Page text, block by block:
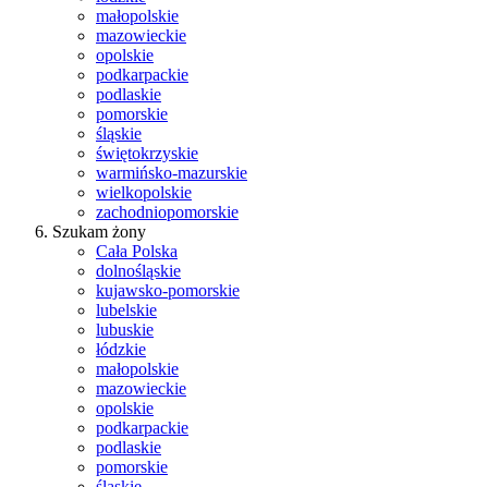
małopolskie
mazowieckie
opolskie
podkarpackie
podlaskie
pomorskie
śląskie
świętokrzyskie
warmińsko-mazurskie
wielkopolskie
zachodniopomorskie
Szukam żony
Cała Polska
dolnośląskie
kujawsko-pomorskie
lubelskie
lubuskie
łódzkie
małopolskie
mazowieckie
opolskie
podkarpackie
podlaskie
pomorskie